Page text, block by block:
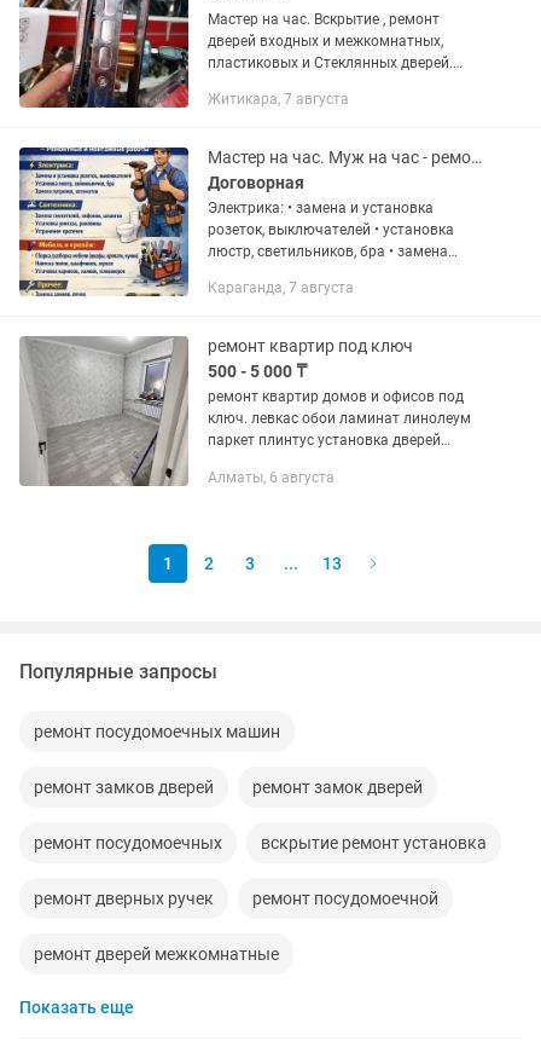
Мастер на час. Вскрытие , ремонт
дверей входных и межкомнатных,
пластиковых и Стеклянных дверей.
пластиковых, металлических входных
Житикара, 7 августа
Мастер на час. Муж на час - ремонтные и монтажные работы.
Договорная
Электрика: • замена и установка
розеток, выключателей • установка
люстр, светильников, бра • замена
Сантехника: • замена смесителей,
Караганда, 7 августа
ремонт квартир под ключ
500 - 5 000 ₸
ремонт квартир домов и офисов под
ключ. левкас обои ламинат линолеум
паркет плинтус установка дверей
перегородка стен демонтаж монтаж
Алматы, 6 августа
1 2 3 ... 13
Популярные запросы
ремонт посудомоечных машин
ремонт замков дверей ремонт замок дверей
ремонт посудомоечных вскрытие ремонт установка
ремонт дверных ручек ремонт посудомоечной
ремонт дверей межкомнатные
ремонт посудомоечной машин
Показать еще